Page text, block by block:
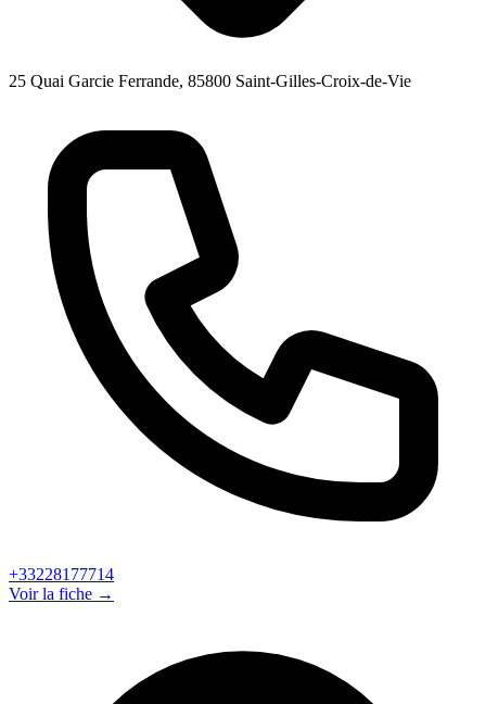
25 Quai Garcie Ferrande, 85800 Saint-Gilles-Croix-de-Vie
+33228177714
Voir la fiche →